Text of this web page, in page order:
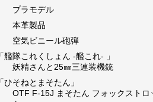
プラモデル
本革製品
空気ビニール砲弾
「艦隊これくしょん -艦これ- 」
妖精さんと25㎜三連装機銃
「ひそねとまそたん」
OTF F-15J まそたん フォックストロ